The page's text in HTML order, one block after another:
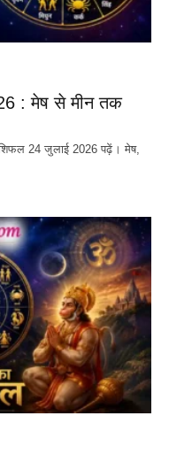
: मेष से मीन तक
24 जुलाई 2026 पढ़ें। मेष,